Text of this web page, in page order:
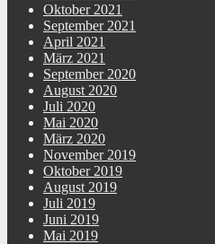
Oktober 2021
September 2021
April 2021
März 2021
September 2020
August 2020
Juli 2020
Mai 2020
März 2020
November 2019
Oktober 2019
August 2019
Juli 2019
Juni 2019
Mai 2019